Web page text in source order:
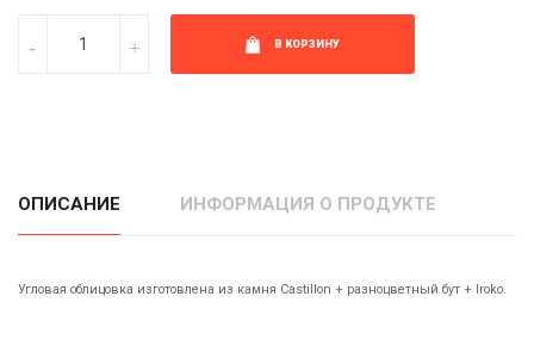
В КОРЗИНУ
ОПИСАНИЕ ИНФОРМАЦИЯ О ПРОДУКТЕ
Угловая облицовка изготовлена из камня Castillon + разноцветный бут + Iroko.